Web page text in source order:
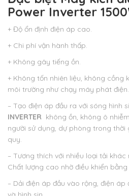
Power Inverter
+ Độ ổn định điện áp cao.
+ Chi phí vận hành thấp.
+ Không gây tiếng ồn.
+ Không tốn nhiên liệu, không cồng
môi trường như chạy máy phát điện.
– Tạo điện áp đầu ra với sóng hình
INVERTER không ồn, không ô
người sử dụng, dự phòng trong
quy.
– Tương thích với nhiều loại tải khác
Chất lượng cao nhờ điều khiển bằng
– Dải điện áp đầu vào rộng, điện áp